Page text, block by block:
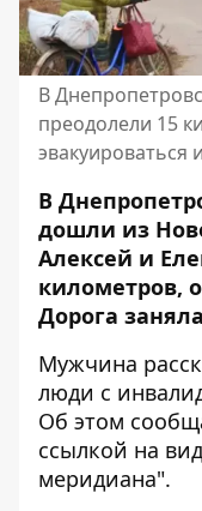
В
преодолели 15
эвакуироваться
В
дошли из
Алексей и
километров,
Дорога
Мужчина
люди с
Об этом
ссылкой на
меридиана".